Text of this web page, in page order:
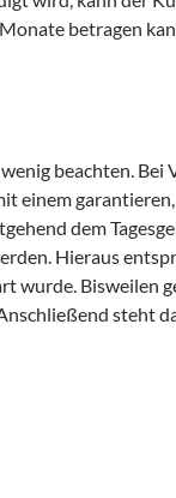
betragen
beachten. Bei
einem
dem
Hieraus
wurde. Bisweilen
steht